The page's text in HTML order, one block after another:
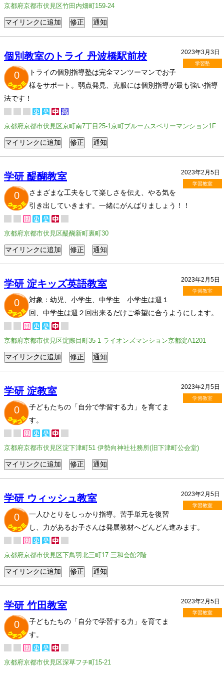
京都府京都市伏見区竹田内畑町159-24
2023年3月3日
学習塾
個別教室のトライ 丹波橋駅前校
0
トライの個別指導塾は完全マンツーマンでお子
様をサポート。弱点発見、克服には個別指導が最も強い指導
法です！
京都府京都市伏見区京町南7丁目25-1京町ブルームスベリーマンション1F
2023年2月5日
学習教室
学研 醍醐教室
0
さまざまな工夫をして楽しさを伝え、やる気を
引き出していきます。一緒にがんばりましょう！！
京都府京都市伏見区醍醐新町裏町30
2023年2月5日
学習教室
学研 淀キッズ英語教室
0
対象：幼児、小学生、中学生 小学生は週１
回、中学生は週２回出来るだけご希望に合うようにします。
京都府京都市伏見区淀際目町35-1 ライオンズマンション京都淀A1201
2023年2月5日
学習教室
学研 淀教室
0
子どもたちの「自分で学習する力」を育てま
す。
京都府京都市伏見区淀下津町51 伊勢向神社社務所(旧下津町公会堂)
2023年2月5日
学習教室
学研 ウィッシュ教室
0
一人ひとりをしっかり指導。苦手単元を復習
し、力があるお子さんは発展教材へどんどん進みます。
京都府京都市伏見区下鳥羽北三町17 三和会館2階
2023年2月5日
学習教室
学研 竹田教室
0
子どもたちの「自分で学習する力」を育てま
す。
京都府京都市伏見区深草フチ町15-21